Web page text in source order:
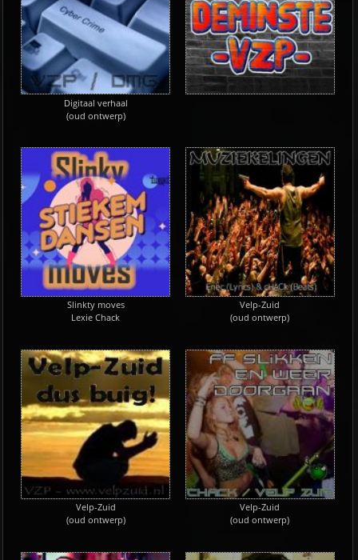
Digitaal verhaal
(oud ontwerp)
Slinkty moves
Lexie Chack
Velp-Zuid
(oud ontwerp)
Velp-Zuid
(oud ontwerp)
Velp-Zuid
(oud ontwerp)